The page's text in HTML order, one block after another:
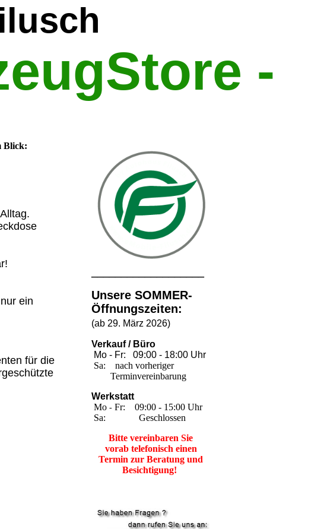
-
Blick:
ein
für die
Unsere SOMMER-
Öffnungszeiten:
(ab 29. März 2026)
Verkauf / Büro
Mo - Fr: 09:00 - 18:00 Uhr
Sa: nach vorheriger
Terminvereinbarung
Werkstatt
Mo - Fr: 09:00 - 15:00 Uhr
Sa: Geschlossen
Bitte vereinbaren Sie
vorab telefonisch einen
Termin zur Beratung und
Besichtigung!